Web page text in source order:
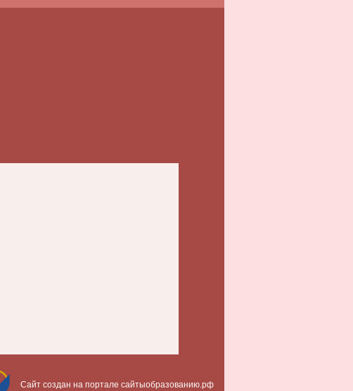
Сайт создан на портале сайтыобразованию.рф